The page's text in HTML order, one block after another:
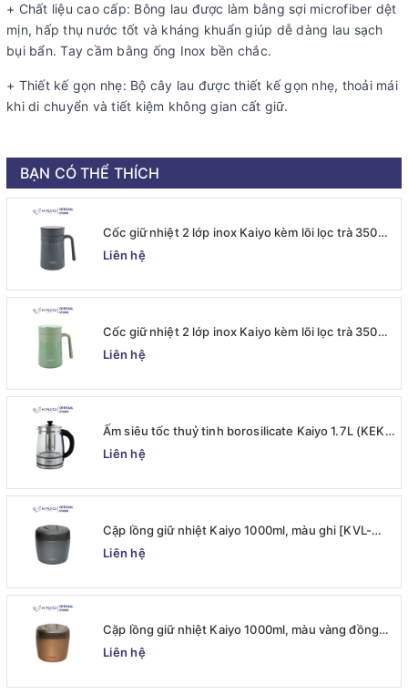
+ Chất liệu cao cấp: Bông lau được làm bằng sợi microfiber dệt
mịn, hấp thụ nước tốt và kháng khuẩn giúp dễ dàng lau sạch
bụi bẩn. Tay cầm bằng ống Inox bền chắc.
+ Thiết kế gọn nhẹ: Bộ cây lau được thiết kế gọn nhẹ, thoải mái
khi di chuyển và tiết kiệm không gian cất giữ.
BẠN CÓ THỂ THÍCH
Cốc giữ nhiệt 2 lớp inox Kaiyo kèm lõi lọc trà 350ml,
màu ghi [mã KTM-6667]
Liên hệ
Cốc giữ nhiệt 2 lớp inox Kaiyo kèm lõi lọc trà 350ml,
màu xanh mint [mã KTM-6650]
Liên hệ
Ấm siêu tốc thuỷ tinh borosilicate Kaiyo 1.7L (KEK-
062)
Liên hệ
Cặp lồng giữ nhiệt Kaiyo 1000ml, màu ghi [KVL-
6537]
Liên hệ
Cặp lồng giữ nhiệt Kaiyo 1000ml, màu vàng đồng
[KVL-6520]
Liên hệ